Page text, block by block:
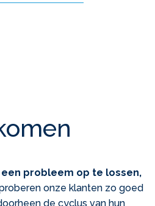
probleem op te lossen,
onze klanten zo goed
de cyclus van hun